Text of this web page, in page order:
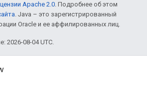
Apache 2.0. Подробнее об этом
. Java – это зарегистрированный
Oracle и ее аффилированных лиц.
2026-08-04 UTC.